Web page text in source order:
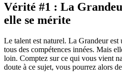
Vérité #1 : La
elle se mérite
Le talent est naturel. La Grandeur
tous des compétences innées. Mais
loin. Comptez sur ce qui vous vient
doute à ce sujet, vous pourrez alors